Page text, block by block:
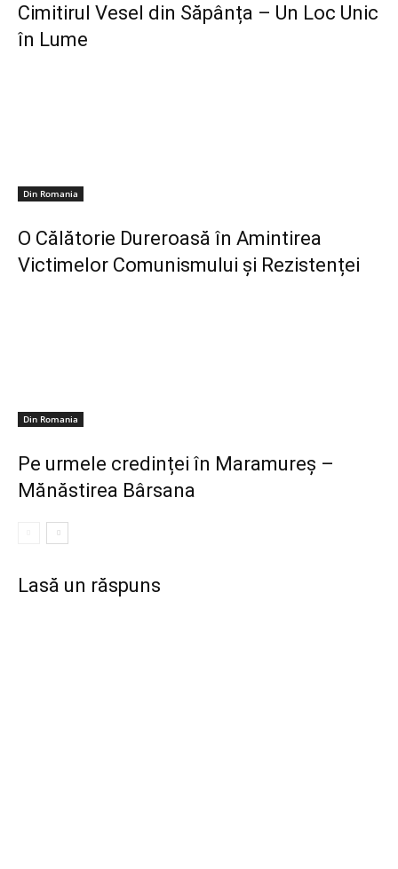
Cimitirul Vesel din Săpânța – Un Loc Unic
în Lume
Din Romania
O Călătorie Dureroasă în Amintirea
Victimelor Comunismului și Rezistenței
Din Romania
Pe urmele credinței în Maramureș –
Mănăstirea Bârsana
Lasă un răspuns